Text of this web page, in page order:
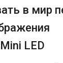
в мир
LED